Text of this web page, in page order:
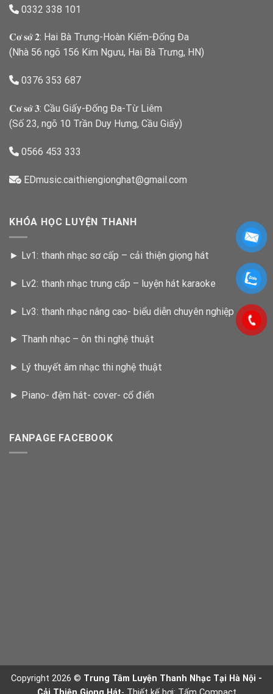
0332 338 101
𝐂𝐨̛ 𝐬𝐨̛̉ 𝟐: Hai Bà Trưng-Hoàn Kiếm-Đống Đa
(Nhà 56 ngõ 156 Kim Ngưu, Hai Bà Trưng, HN)
0376 353 687
𝐂𝐨̛ 𝐬𝐨̛̉ 𝟑: Cầu Giấy-Đống Đa-Từ Liêm
(Số 23, ngõ 10 Trần Duy Hưng, Cầu Giấy)
0566 453 333
EDmusic.caithiengionghat@gmail.com
KHÓA HỌC LUYỆN THANH
► Lv1: thanh nhạc sơ cấp – cải thiện giọng hát
► Lv2: thanh nhạc trung cấp – luyện hát karaoke
► Lv3: thanh nhạc nâng cao- biểu diễn chuyên nghiệp
► Thanh nhạc – ôn thi nghệ thuật
► Lý thuyết âm nhạc thi nghệ thuật
► Piano- đệm hát- cover- cổ điển
FANPAGE FACEBOOK
Copyright 2026 © Trung Tâm Luyện Thanh Nhạc Tại Hà Nội -